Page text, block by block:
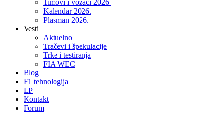
Timovi i vozači 2026.
Kalendar 2026.
Plasman 2026.
Vesti
Aktuelno
Tračevi i špekulacije
Trke i testiranja
FIA WEC
Blog
F1 tehnologija
LP
Kontakt
Forum